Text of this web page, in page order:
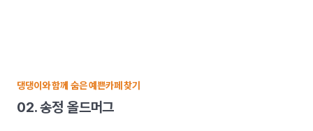
댕댕이와 함께 숨은 예쁜카페 찾기
02. 송정 올드머그